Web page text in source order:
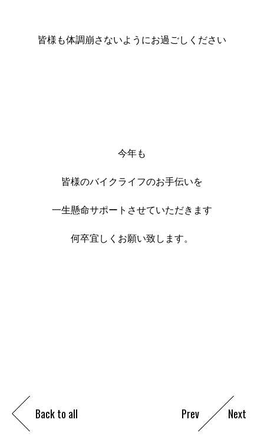
皆様も体調崩さないようにお過ごしください
今年も
皆様のバイクライフのお手伝いを
一生懸命サポートさせていただきます
何卒宜しくお願い致します。
Back to all Prev Next